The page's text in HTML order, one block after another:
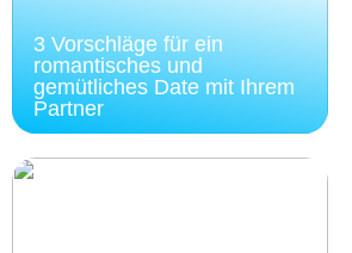
3 Vorschläge für ein
romantisches und
gemütliches Date mit Ihrem
Partner